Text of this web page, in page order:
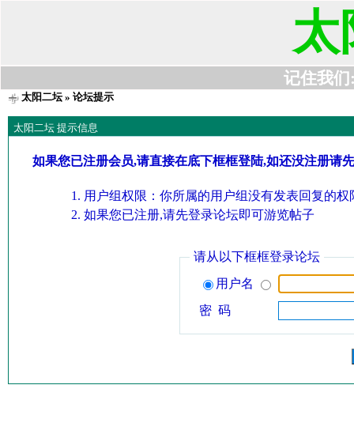
太
记住我们
太阳二坛» 论坛提示
太阳二坛 提示信息
如果您已注册会员,请直接在底下框框登陆,如还没注册请
用户组权限：你所属的用户组没有发表回复的权
如果您已注册,请先登录论坛即可游览帖子
请从以下框框登录论坛
用户名
密 码